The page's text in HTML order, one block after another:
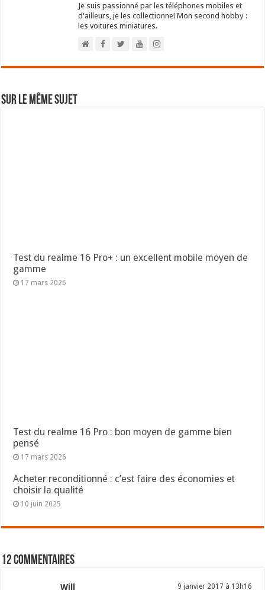
Je suis passionné par les téléphones mobiles et
d'ailleurs, je les collectionne! Mon second hobby :
les voitures miniatures.
Sur le même sujet
Test du realme 16 Pro+ : un excellent mobile moyen de
gamme
17 mars 2026
Test du realme 16 Pro : bon moyen de gamme bien
pensé
17 mars 2026
Acheter reconditionné : c’est faire des économies et
choisir la qualité
10 juin 2025
12 commentaires
Will 9 janvier 2017 à 13h16